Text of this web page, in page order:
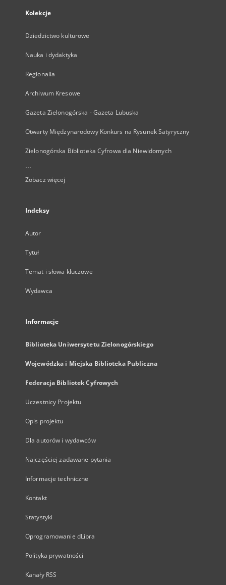
Kolekcje
Dziedzictwo kulturowe
Nauka i dydaktyka
Regionalia
Archiwum Kresowe
Gazeta Zielonogórska - Gazeta Lubuska
Otwarty Międzynarodowy Konkurs na Rysunek Satyryczny
Zielonogórska Biblioteka Cyfrowa dla Niewidomych
...
Zobacz więcej
Indeksy
Autor
Tytuł
Temat i słowa kluczowe
Wydawca
Informacje
Biblioteka Uniwersytetu Zielonogórskiego
Wojewódzka i Miejska Biblioteka Publiczna
Federacja Bibliotek Cyfrowych
Uczestnicy Projektu
Opis projektu
Dla autorów i wydawców
Najczęściej zadawane pytania
Informacje techniczne
Kontakt
Statystyki
Oprogramowanie dLibra
Polityka prywatności
Kanały RSS